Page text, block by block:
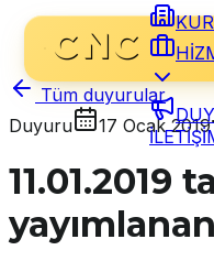
Tüm duyurular
Duyuru
17 Ocak 2019
11.01.2019